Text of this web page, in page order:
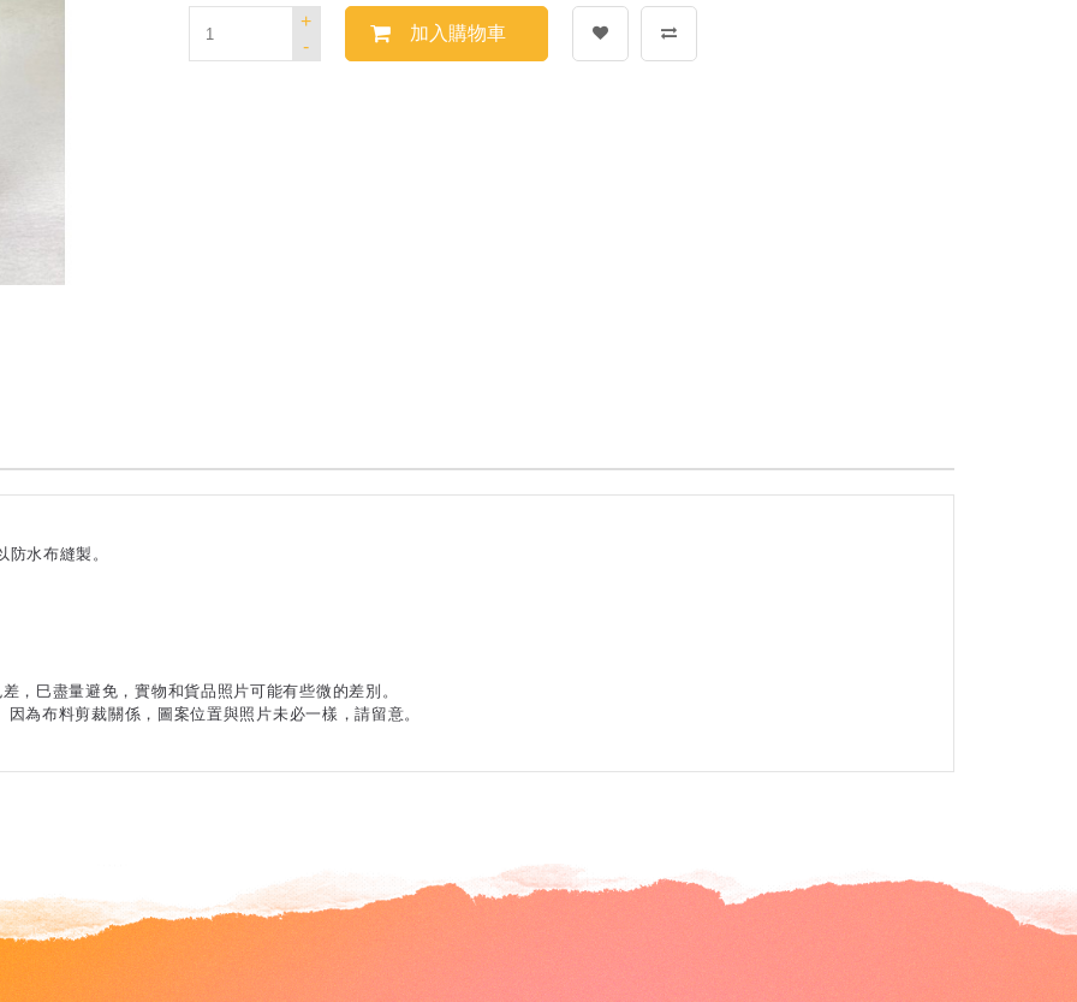
-
+
加入購物車
水布縫製。
，巳盡量避免，實物和貨品照片可能有些微的差別。
為布料剪裁關係，圖案位置與照片未必一樣，請留意。